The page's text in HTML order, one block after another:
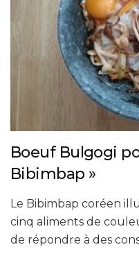
Boeuf Bulgogi
Bibimbap »
Le Bibimbap coréen
cinq aliments de
de répondre à des